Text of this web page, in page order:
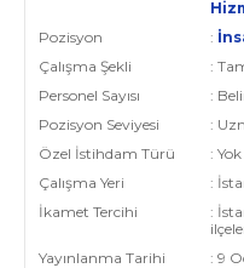
Pozisyon
:
Çalışma Şekli
:
Personel Sayısı
:
Pozisyon Seviyesi
:
Özel İstihdam Türü
:
Çalışma Yeri
:
İkamet Tercihi
:
Yayınlanma Tarihi
: 9